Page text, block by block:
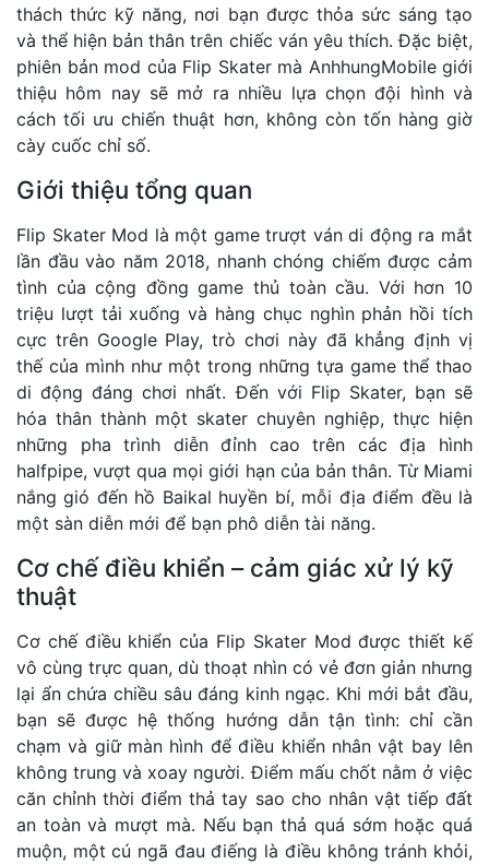
thách thức kỹ năng, nơi bạn được thỏa sức sáng tạo
và thể hiện bản thân trên chiếc ván yêu thích. Đặc biệt,
phiên bản mod của Flip Skater mà AnhhungMobile giới
thiệu hôm nay sẽ mở ra nhiều lựa chọn đội hình và
cách tối ưu chiến thuật hơn, không còn tốn hàng giờ
cày cuốc chỉ số.
Giới thiệu tổng quan
Flip Skater Mod là một game trượt ván di động ra mắt
lần đầu vào năm 2018, nhanh chóng chiếm được cảm
tình của cộng đồng game thủ toàn cầu. Với hơn 10
triệu lượt tải xuống và hàng chục nghìn phản hồi tích
cực trên Google Play, trò chơi này đã khẳng định vị
thế của mình như một trong những tựa game thể thao
di động đáng chơi nhất. Đến với Flip Skater, bạn sẽ
hóa thân thành một skater chuyên nghiệp, thực hiện
những pha trình diễn đỉnh cao trên các địa hình
halfpipe, vượt qua mọi giới hạn của bản thân. Từ Miami
nắng gió đến hồ Baikal huyền bí, mỗi địa điểm đều là
một sàn diễn mới để bạn phô diễn tài năng.
Cơ chế điều khiển – cảm giác xử lý kỹ
thuật
Cơ chế điều khiển của Flip Skater Mod được thiết kế
vô cùng trực quan, dù thoạt nhìn có vẻ đơn giản nhưng
lại ẩn chứa chiều sâu đáng kinh ngạc. Khi mới bắt đầu,
bạn sẽ được hệ thống hướng dẫn tận tình: chỉ cần
chạm và giữ màn hình để điều khiển nhân vật bay lên
không trung và xoay người. Điểm mấu chốt nằm ở việc
căn chỉnh thời điểm thả tay sao cho nhân vật tiếp đất
an toàn và mượt mà. Nếu bạn thả quá sớm hoặc quá
muộn, một cú ngã đau điếng là điều không tránh khỏi,